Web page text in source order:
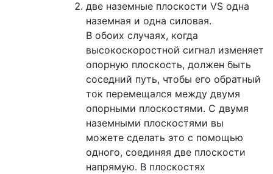
две наземные плоскости VS одна
наземная и одна силовая.
В обоих случаях, когда
высокоскоростной сигнал изменяет
опорную плоскость, должен быть
соседний путь, чтобы его обратный
ток перемещался между двумя
опорными плоскостями. С двумя
наземными плоскостями вы
можете сделать это с помощью
одного, соединяя две плоскости
напрямую. В плоскостях